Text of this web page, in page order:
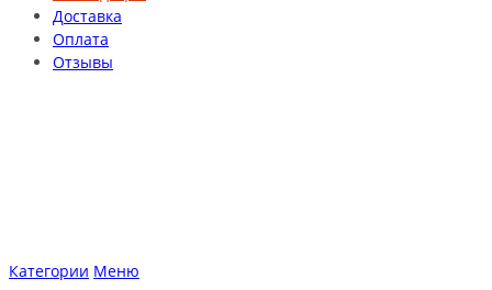
Доставка
Оплата
Отзывы
Категории Меню